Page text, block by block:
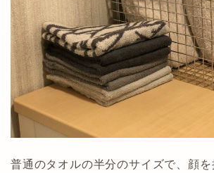
普通のタオルの半分のサイズで、顔を